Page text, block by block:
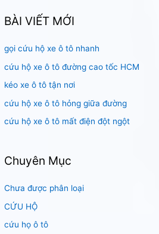
k
ế
m
:
BÀI VIẾT MỚI
gọi cứu hộ xe ô tô nhanh
cứu hộ xe ô tô đường cao tốc HCM
kéo xe ô tô tận nơi
cứu hộ xe ô tô hỏng giữa đường
cứu hộ xe ô tô mất điện đột ngột
Chuyên Mục
Chưa được phân loại
CỨU HỘ
cứu họ ô tô